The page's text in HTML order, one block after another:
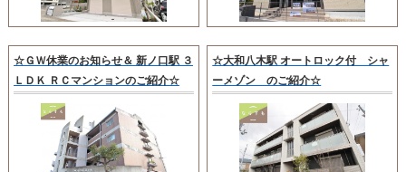
☆ＧＷ休業のお知らせ＆ 新ノ口駅 ３
ＬＤＫ ＲＣマンションのご紹介☆
☆大和八木駅 オートロック付 シャ
ーメゾン のご紹介☆